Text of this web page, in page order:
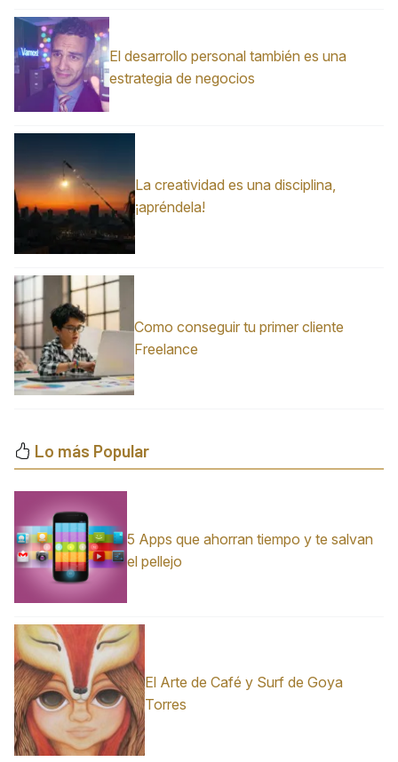
El desarrollo personal también es una
estrategia de negocios
La creatividad es una disciplina,
¡apréndela!
Como conseguir tu primer cliente
Freelance
Lo más Popular
5 Apps que ahorran tiempo y te salvan
el pellejo
El Arte de Café y Surf de Goya
Torres